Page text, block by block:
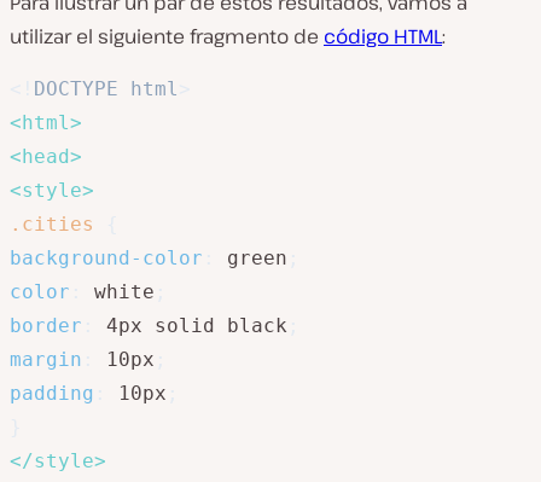
utilizar el siguiente fragmento de código HTML:
DOCTYPE html
<html>
<head>
<style>
.cities
background-color
green
color
white
border
4px solid black
margin
10px
padding
10px
</style>